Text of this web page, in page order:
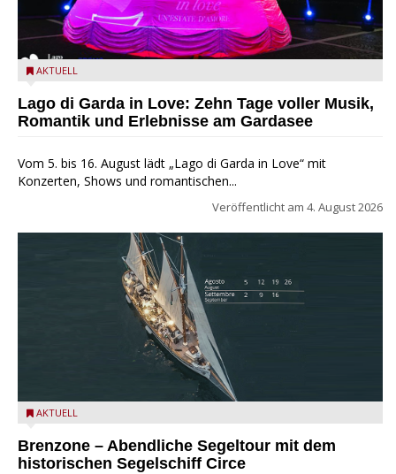
Lago di Garda in Love
AKTUELL
Lago di Garda in Love: Zehn Tage voller Musik,
Romantik und Erlebnisse am Gardasee
Vom 5. bis 16. August lädt „Lago di Garda in Love“ mit
Konzerten, Shows und romantischen...
Veröffentlicht am 4. August 2026
Mit dem historischen Segelschiff Circe auf dem Gardasee.
AKTUELL
Brenzone – Abendliche Segeltour mit dem
historischen Segelschiff Circe